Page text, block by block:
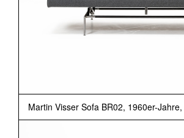
Martin Visser Sofa BR02, 1960er-